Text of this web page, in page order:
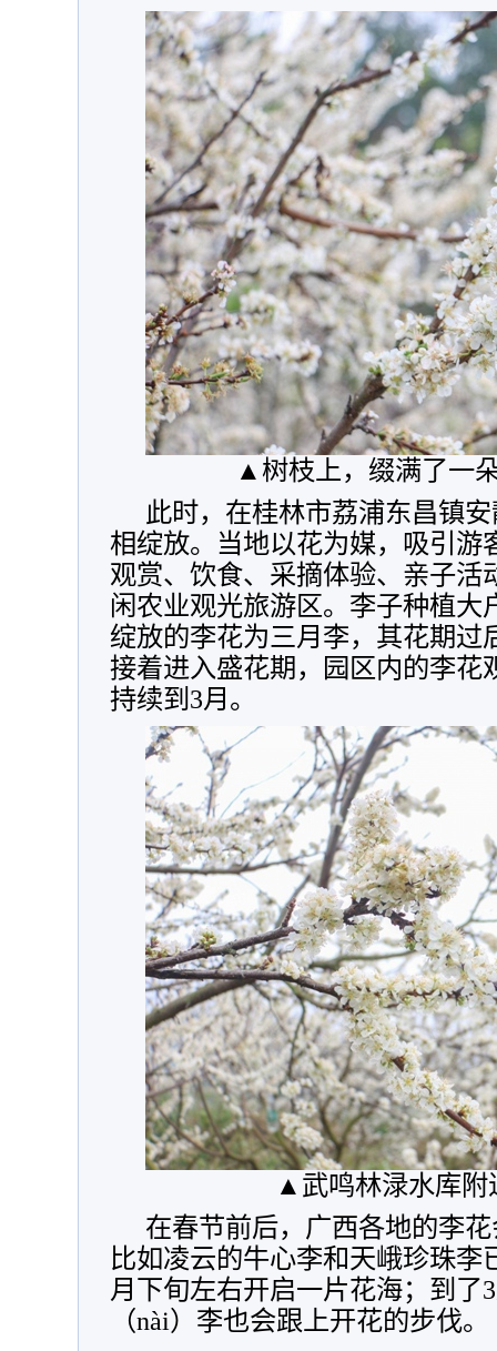
▲树枝上，缀满了一
此时，在桂林市荔浦东昌镇
相绽放。当地以花为媒，吸引游
观赏、饮食、采摘体验、亲子活
闲农业观光旅游区。李子种植大
绽放的李花为三月李，其花期过
接着进入盛花期，园区内的李花
持续到3月。
▲武鸣林渌水库附
在春节前后，广西各地的李
比如凌云的牛心李和天峨珍珠李
月下旬左右开启一片花海；到了
（nài）李也会跟上开花的步伐